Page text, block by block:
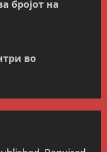
бројот на
во